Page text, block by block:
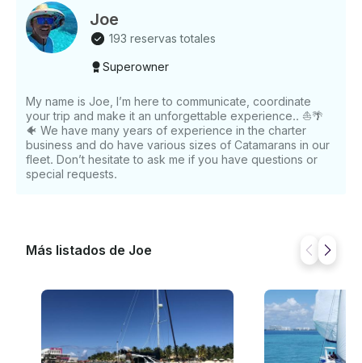
Joe
193 reservas totales
Superowner
My name is Joe, I’m here to communicate, coordinate
your trip and make it an unforgettable experience.. ⛵️🌴
🐠 We have many years of experience in the charter
business and do have various sizes of Catamarans in our
fleet. Don’t hesitate to ask me if you have questions or
special requests.
Más listados de Joe